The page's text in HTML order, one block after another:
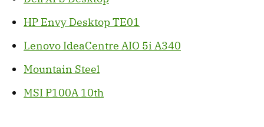
HP Envy Desktop TE01
Lenovo IdeaCentre AIO 5i A340
Mountain Steel
MSI P100A 10th